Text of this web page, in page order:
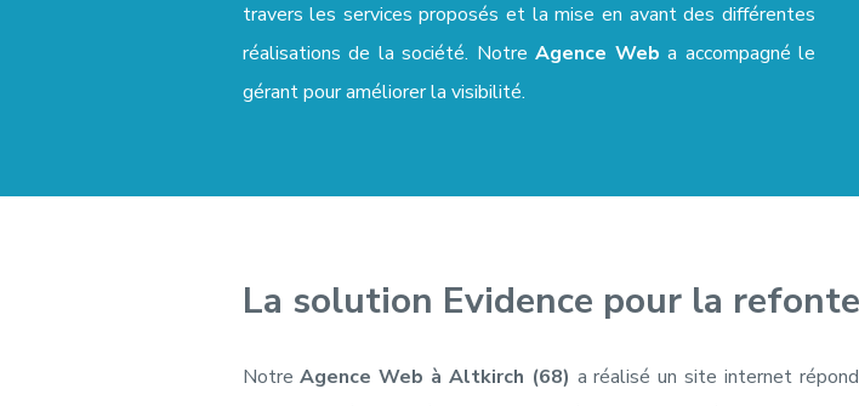
travers les services proposés et la mise en avant des différentes
réalisations de la société. Notre Agence Web a accompagné le
gérant pour améliorer la visibilité.
La solution Evidence pour la
NotreAgence Web à Altkirch (68) a réalisé un site internet